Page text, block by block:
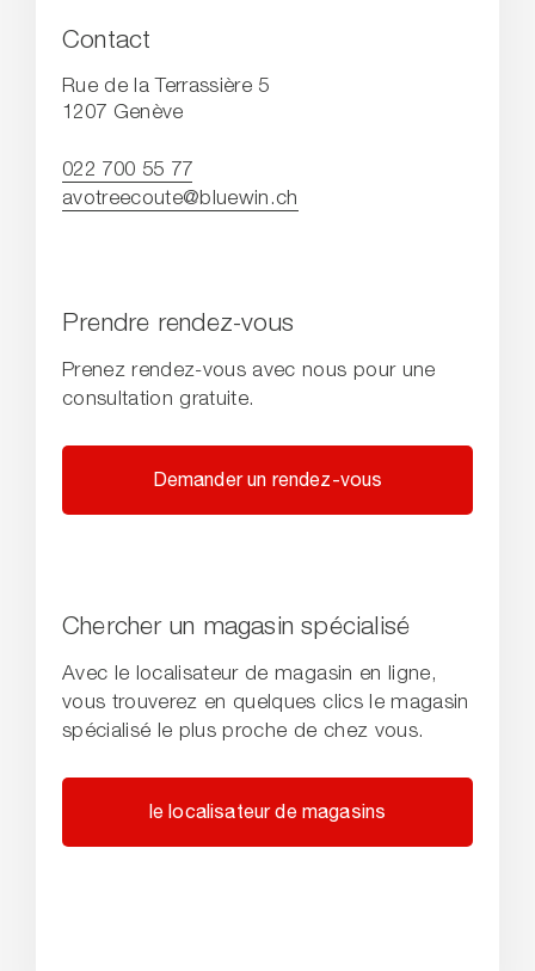
Contact
Rue de la Terrassière 5
1207 Genève
022 700 55 77
avotreecoute@bluewin.ch
Prendre rendez-vous
Prenez rendez-vous avec nous pour une
consultation gratuite.
Demander un rendez-vous
Chercher un magasin spécialisé
Avec le localisateur de magasin en ligne,
vous trouverez en quelques clics le magasin
spécialisé le plus proche de chez vous.
le localisateur de magasins